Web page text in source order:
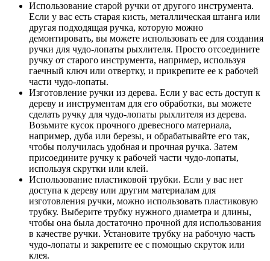
Использование старой ручки от другого инструмента.
Если у вас есть старая кисть, металлическая штанга или
другая подходящая ручка, которую можно
демонтировать, вы можете использовать ее для создания
ручки для чудо-лопаты рыхлителя. Просто отсоедините
ручку от старого инструмента, например, используя
гаечный ключ или отвертку, и прикрепите ее к рабочей
части чудо-лопаты.
Изготовление ручки из дерева. Если у вас есть доступ к
дереву и инструментам для его обработки, вы можете
сделать ручку для чудо-лопаты рыхлителя из дерева.
Возьмите кусок прочного древесного материала,
например, дуба или березы, и обрабатывайте его так,
чтобы получилась удобная и прочная ручка. Затем
присоедините ручку к рабочей части чудо-лопаты,
используя скрутки или клей.
Использование пластиковой трубки. Если у вас нет
доступа к дереву или другим материалам для
изготовления ручки, можно использовать пластиковую
трубку. Выберите трубку нужного диаметра и длины,
чтобы она была достаточно прочной для использования
в качестве ручки. Установите трубку на рабочую часть
чудо-лопаты и закрепите ее с помощью скруток или
клея.